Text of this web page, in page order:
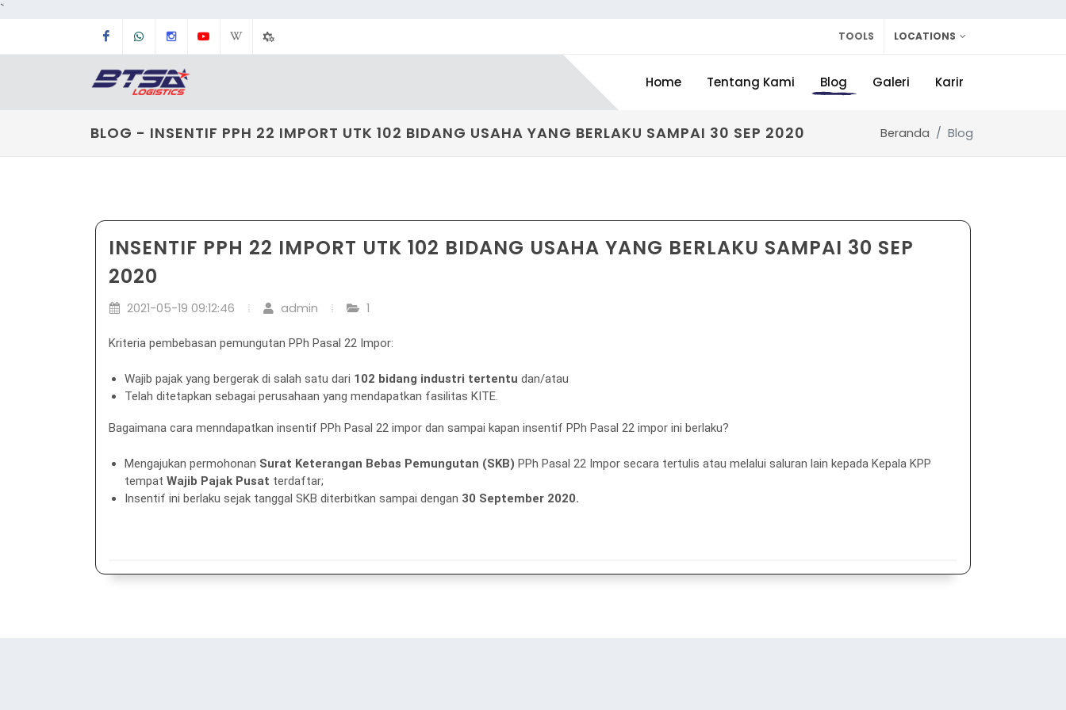
`
FacebookWhatsappInstagramYoutubeWikipedia TOOLS LOCATIONS
Home Tentang Kami Blog Galeri Karir
BLOG - INSENTIF PPH 22 IMPORT UTK 102 BIDANG USAHA YANG BERLAKU SAMPAI 30 SEP 2020 Beranda Blog
INSENTIF PPH 22 IMPORT UTK 102 BIDANG USAHA YANG BERLAKU SAMPAI 30 SEP
2020
2021-05-19 09:12:46 admin 1
Kriteria pembebasan pemungutan PPh Pasal 22 Impor:
Wajib pajak yang bergerak di salah satu dari 102 bidang industri tertentu dan/atau
Telah ditetapkan sebagai perusahaan yang mendapatkan fasilitas KITE.
Bagaimana cara menndapatkan insentif PPh Pasal 22 impor dan sampai kapan insentif PPh Pasal 22 impor ini berlaku?
Mengajukan permohonan Surat Keterangan Bebas Pemungutan (SKB) PPh Pasal 22 Impor secara tertulis atau melalui saluran lain kepada Kepala KPP
tempat Wajib Pajak Pusat terdaftar;
Insentif ini berlaku sejak tanggal SKB diterbitkan sampai dengan 30 September 2020.